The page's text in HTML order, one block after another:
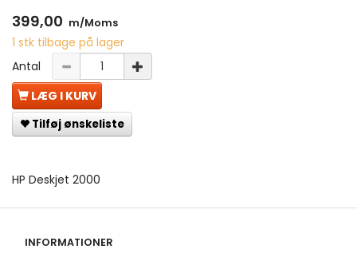
399,00 m/Moms
1 stk tilbage på lager
Antal
LÆG I KURV
Tilføj ønskeliste
HP Deskjet 2000
INFORMATIONER